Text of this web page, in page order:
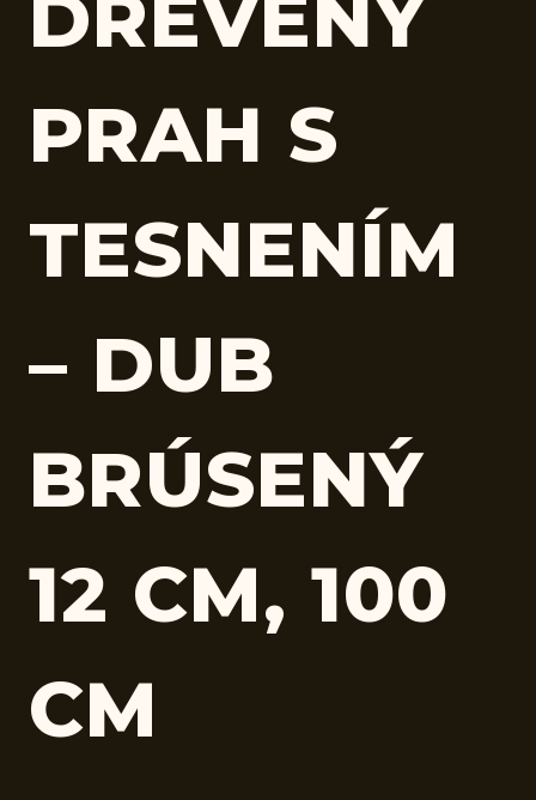
DREVENÝ
PRAH S
TESNENÍM
– DUB
BRÚSENÝ
12 CM, 100
CM